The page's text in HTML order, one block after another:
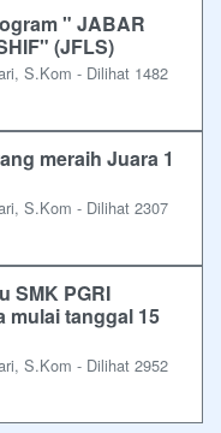
" JABAR
(JFLS)
S.Kom - Dilihat 1482
meraih Juara 1
S.Kom - Dilihat 2307
SMK PGRI
mulai tanggal 15
S.Kom - Dilihat 2952